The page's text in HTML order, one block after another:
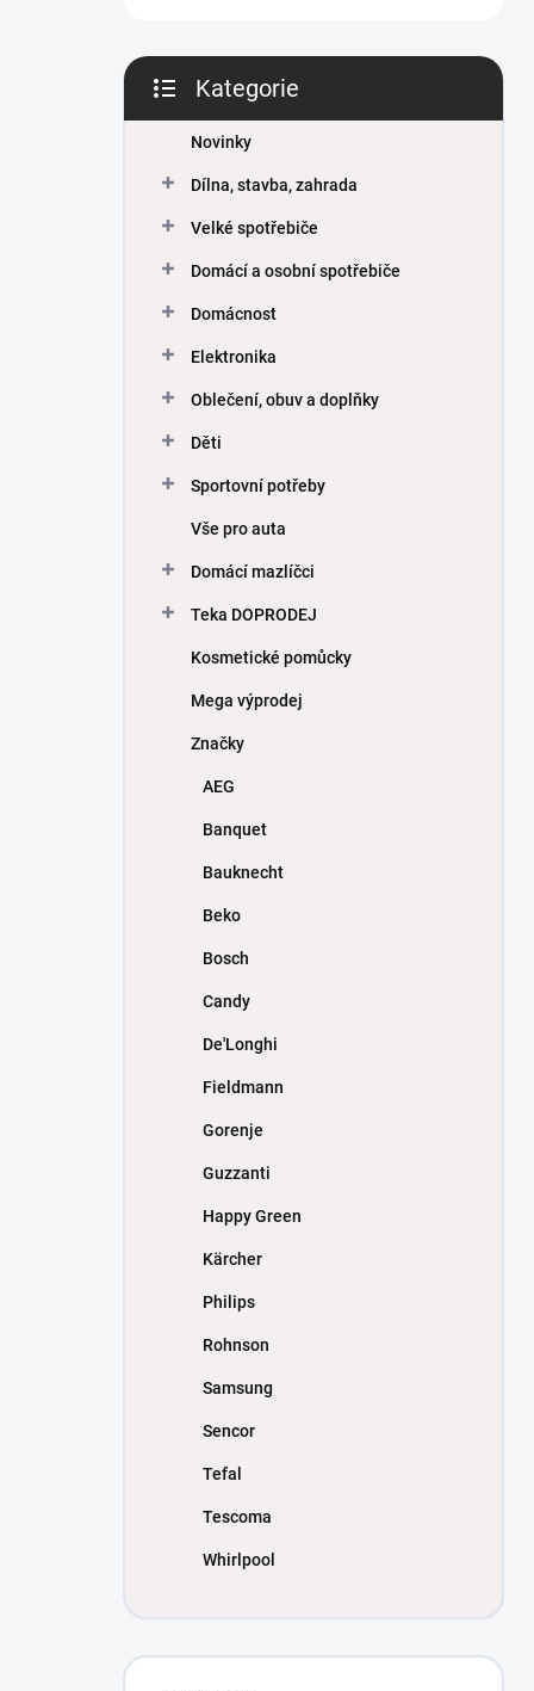
kategorie
Kategorie
Novinky
Dílna, stavba, zahrada
Velké spotřebiče
Domácí a osobní spotřebiče
Domácnost
Elektronika
Oblečení, obuv a doplňky
Děti
Sportovní potřeby
Vše pro auta
Domácí mazlíčci
Teka DOPRODEJ
Kosmetické pomůcky
Mega výprodej
Značky
AEG
Banquet
Bauknecht
Beko
Bosch
Candy
De'Longhi
Fieldmann
Gorenje
Guzzanti
Happy Green
Kärcher
Philips
Rohnson
Samsung
Sencor
Tefal
Tescoma
Whirlpool